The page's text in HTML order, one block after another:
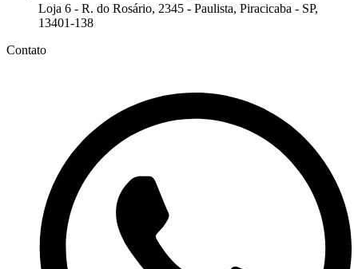
Loja 6 - R. do Rosário, 2345 - Paulista, Piracicaba - SP,
13401-138
Contato